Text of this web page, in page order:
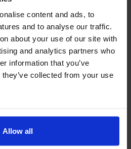
content and ads, to
and to analyse our traffic.
about your use of our site with
and analytics partners who
information that you’ve
collected from your use
Allow all
ーン手前には大きなバンカーが
ヤード